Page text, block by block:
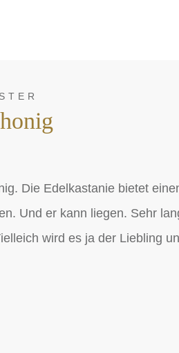
Die Edelkastanie bietet
Und er kann liegen. Sehr
wird es ja der Liebling